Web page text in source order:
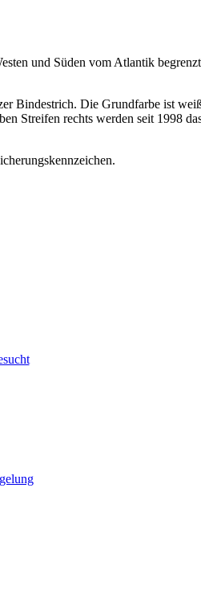
und Süden vom Atlantik
Bindestrich. Die Grundfarbe ist
Streifen rechts werden seit 1998